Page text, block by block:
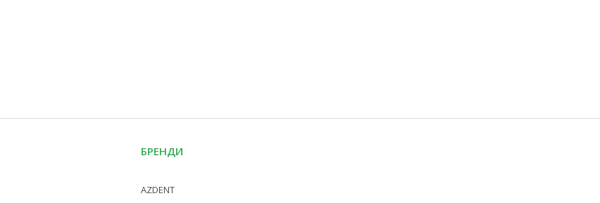
БРЕНДИ
AZDENT